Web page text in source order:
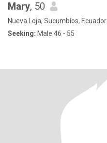
Mary, 50
Nueva Loja, Sucumbíos, Ecuador
Seeking: Male 46 - 55